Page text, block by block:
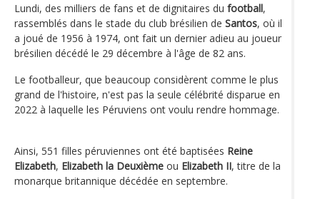
Lundi, des milliers de fans et de dignitaires du football,
rassemblés dans le stade du club brésilien de Santos, où il
a joué de 1956 à 1974, ont fait un dernier adieu au joueur
brésilien décédé le 29 décembre à l'âge de 82 ans.
Le footballeur, que beaucoup considèrent comme le plus
grand de l'histoire, n'est pas la seule célébrité disparue en
2022 à laquelle les Péruviens ont voulu rendre hommage.
Ainsi, 551 filles péruviennes ont été baptisées Reine
Elizabeth, Elizabeth la Deuxième ou Elizabeth II, titre de la
monarque britannique décédée en septembre.